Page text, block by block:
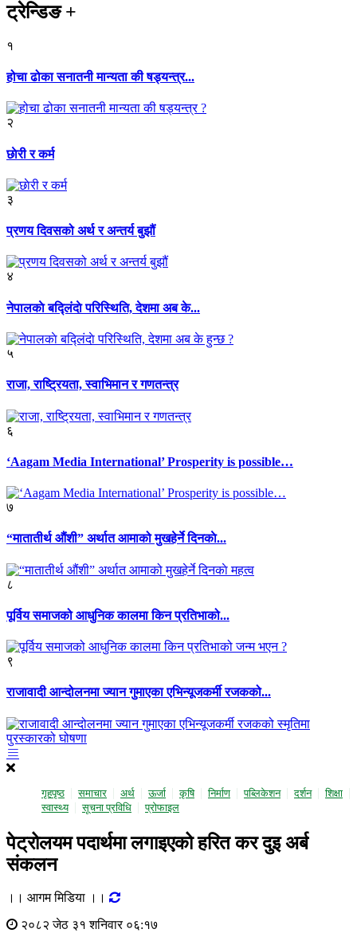
ट्रेन्डिङ+
१
होचा ढोका सनातनी मान्यता की षड्यन्त्र...
२
छाेरी र कर्म
३
प्रणय दिवसको अर्थ र अन्तर्य बुझौं
४
नेपालकाे बद्लिंदाे परिस्थिति, देशमा अब के...
५
राजा, राष्ट्रियता, स्वाभिमान र गणतन्त्र
६
‘Aagam Media International’ Prosperity is possible…
७
“मातातीर्थ औंशी” अर्थात आमाको मुखहेर्ने दिनकाे...
८
पूर्विय समाजको आधुनिक कालमा किन प्रतिभाको...
९
राजावादी आन्दोलनमा ज्यान गुमाएका एभिन्यूजकर्मी रजकको...
गृहपृष्ठ समाचार अर्थ ऊर्जा कृषि निर्माण पब्लिकेशन दर्शन
शिक्षा
स्वास्थ्य
सूचना प्रविधि प्राेफाइल
पेट्रोलयम पदार्थमा लगाइएको हरित कर दुइ अर्ब
संकलन
।। आगम मिडिया ।।
२०८२ जेठ ३१ शनिवार ०६:१७